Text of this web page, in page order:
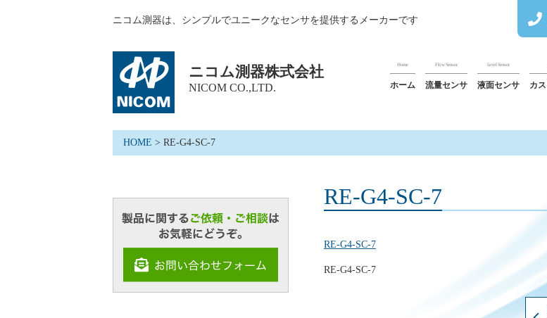
ニコム測器は、シンプルでユニークなセンサを提供するメーカーです
ニコム測器株式会社
NICOM CO.,LTD.
Home
ホーム
Flow Sensor
流量センサ
Level Sensor
液面センサ カ
HOME > RE-G4-SC-7
RE-G4-SC-7
RE-G4-SC-7
RE-G4-SC-7